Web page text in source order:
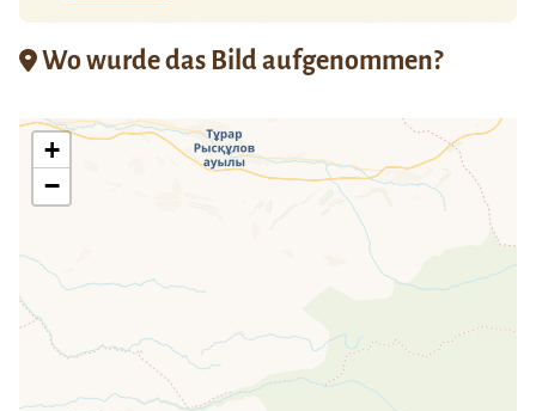
Wo wurde das Bild aufgenommen?
+
−